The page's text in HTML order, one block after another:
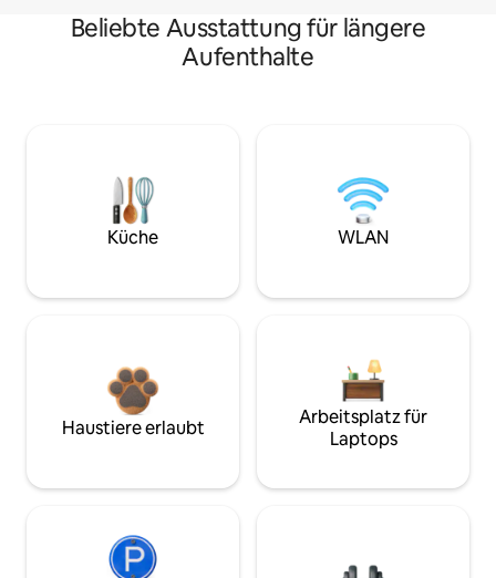
Beliebte Ausstattung für längere
Aufenthalte
Küche WLAN
Haustiere erlaubt
Arbeitsplatz für
Laptops